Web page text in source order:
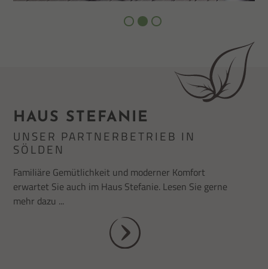
HAUS STEFANIE
UNSER PARTNERBETRIEB IN
SÖLDEN
Familiäre Gemütlichkeit und moderner Komfort
erwartet Sie auch im Haus Stefanie. Lesen Sie gerne
mehr dazu ...